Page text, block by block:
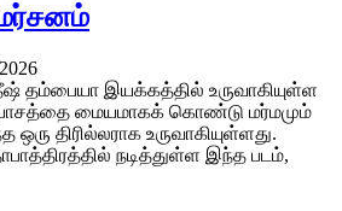
தம்பையா இயக்கத்தில் உருவாகியுள்ள
மையமாகக் கொண்டு மர்மமும்
திரில்லராக உருவாகியுள்ளது.
நடித்துள்ள இந்த படம்,